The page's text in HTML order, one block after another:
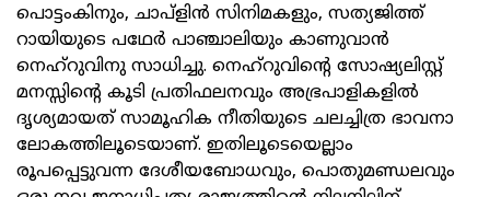
പൊട്ടംകിനും, ചാപ്ളിന്‍ സിനിമകളും, സത്യജിത്ത്
റായിയുടെ പഥേര്‍ പാഞ്ചാലിയും കാണുവാന്‍
നെഹ്റുവിനു സാധിച്ചു. നെഹ്റുവിന്റെ സോഷ്യലിസ്റ്റ്
മനസ്സിന്റെ കൂടി പ്രതിഫലനവും അഭ്രപാളികളില്‍
ദൃശ്യമായത് സാമൂഹിക നീതിയുടെ ചലച്ചിത്ര ഭാവനാ
ലോകത്തിലൂടെയാണ്. ഇതിലൂടെയെല്ലാം
രൂപപ്പെട്ടുവന്ന ദേശീയബോധവും, പൊതുമണ്ഡലവും